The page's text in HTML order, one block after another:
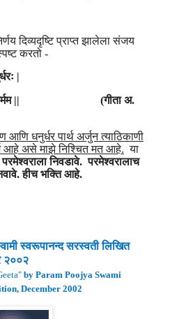
दिव्यदृष्टि प्राप्त झालेला संजय
करतो -
|
|| (गीता अ.
आणि धनुर्धर पार्थ अर्जुन त्याठिकाणी
आहे असे माझे निश्चित मत आहे. या
निवडावे. परमेश्वरालाच
हीच भक्ति आहे.
स्वरूपानन्दसरस्वती लिखित
२००२
" by Param Poojya Swami
December 2002